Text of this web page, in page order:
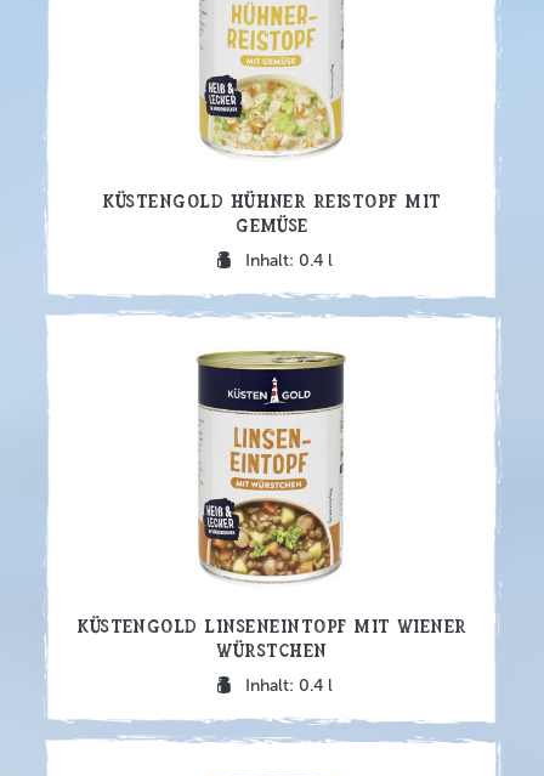
Küstengold Hühner Reistopf mit
Gemüse
Inhalt: 0.4 l
Küstengold Linseneintopf mit Wiener
Würstchen
Inhalt: 0.4 l